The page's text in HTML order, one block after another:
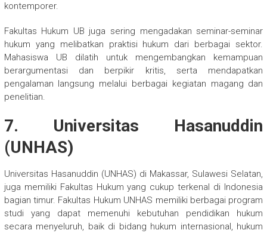
kontemporer.
Fakultas Hukum UB juga sering mengadakan seminar-seminar
hukum yang melibatkan praktisi hukum dari berbagai sektor.
Mahasiswa UB dilatih untuk mengembangkan kemampuan
berargumentasi dan berpikir kritis, serta mendapatkan
pengalaman langsung melalui berbagai kegiatan magang dan
penelitian.
7. Universitas Hasanuddin
(UNHAS)
Universitas Hasanuddin (UNHAS) di Makassar, Sulawesi Selatan,
juga memiliki Fakultas Hukum yang cukup terkenal di Indonesia
bagian timur. Fakultas Hukum UNHAS memiliki berbagai program
studi yang dapat memenuhi kebutuhan pendidikan hukum
secara menyeluruh, baik di bidang hukum internasional, hukum